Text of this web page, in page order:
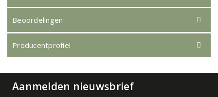
Beoordelingen
Producentprofiel
Aanmelden nieuwsbrief